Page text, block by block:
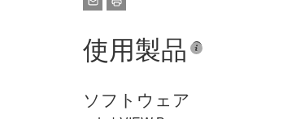
使用製品
ソフトウェア